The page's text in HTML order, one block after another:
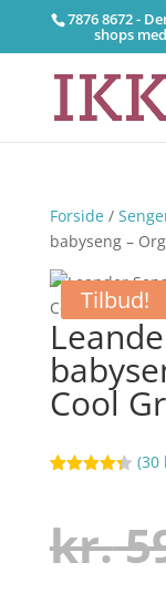
7876 8672 -
shops
Forside/
babyseng –
Tilbud!
Cool
baseret
på
kundebedø
(30
kr.